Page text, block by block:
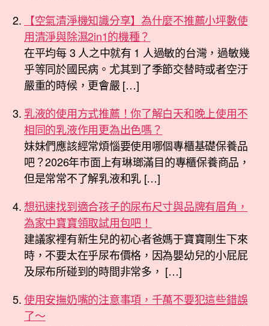
【空氣清淨機知識分享】為什麼不推薦小坪數使
用清淨與除濕2in1的機種？
在平均每 3 人之中就有 1 人過敏的台灣，過敏幾
乎等同於國民病。尤其到了季節交替時或者空汙
嚴重的時候，更會嚴 […]
乳液的使用方式推薦！你了解白天和晚上使用不
相同的乳液作用更為出色嗎？
妹妹們應該經常煩惱要使用哪個專櫃基礎保養品
吧？2026年市面上有琳瑯滿目的專櫃保養商品，
但是常常不了解乳液和乳 […]
想迅速找到適合孩子的尿布尺寸與品牌有眉角，
為家中寶寶領取試用包吧！
建議家裡有新生兒的初心者爸媽于寶寶剛生下來
時，不要太在乎尿布價格，因為嬰幼兒的小屁屁
及尿布所碰到的時間非常多， […]
使用安撫奶嘴的注意事項，千萬不要犯這些錯誤
了～